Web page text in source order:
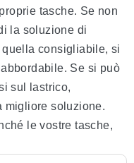
tasche. Se non
la soluzione di
quella consigliabile, si
Se si può
sul lastrico,
migliore soluzione.
le vostre tasche,